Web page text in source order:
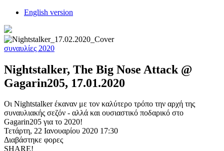
English version
συναυλίες 2020
Nightstalker, The Big Nose Attack @
Gagarin205, 17.01.2020
Οι Nightstalker έκαναν με τον καλύτερο τρόπο την αρχή της
συναυλιακής σεζόν - αλλά και ουσιαστικό ποδαρικό στο
Gagarin205 για το 2020!
Τετάρτη, 22 Ιανουαρίου 2020 17:30
Διαβάστηκε φορες
SHARE!